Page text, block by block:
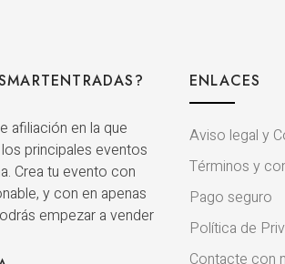
afiliación en la que
principales eventos
Crea tu evento con
y con en apenas
empezar a vender
ENLACES
Aviso legal y
Términos y
Pago seguro
Política de
Contacte con